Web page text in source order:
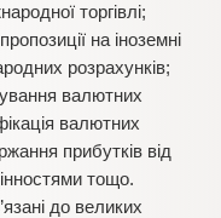
торгівлі;
на іноземні
розрахунків;
валютних
валютних
прибутків від
тощо.
до великих